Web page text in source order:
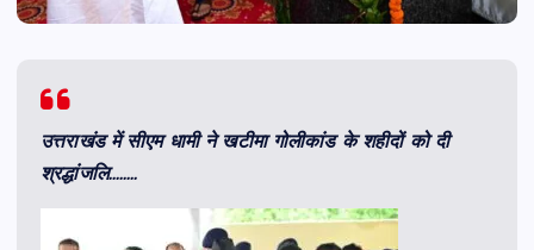
उत्तराखंड में सीएम धामी ने खटीमा गोलीकांड के शहीदों को दी
श्रद्धांजलि……..